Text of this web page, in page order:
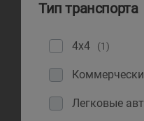
Тип транспорта
4x4 (1)
Легковые